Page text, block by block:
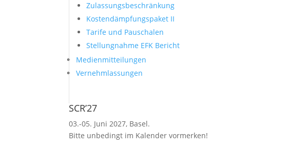
Zulassungsbeschränkung
Kostendämpfungspaket II
Tarife und Pauschalen
Stellungnahme EFK Bericht
Medienmitteilungen
Vernehmlassungen
SCR’27
03.-05. Juni 2027, Basel.
Bitte unbedingt im Kalender vormerken!